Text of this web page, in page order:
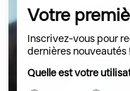
Votre
Inscrivez-vous pour
dernières nouveautés !
Quelle est votre